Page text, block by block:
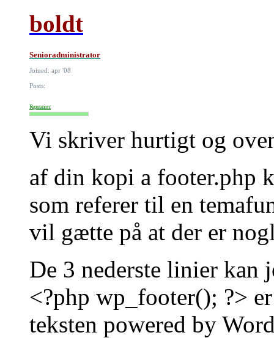
boldt
Senioradministrator
Joined: apr '08
Posts:
Reputation:
Vi skriver hurtigt og
af din kopi a footer.php
som referer til en
vil gætte på at der er
De 3 nederste linier kan
<?php wp_footer(); ?>
teksten powered by